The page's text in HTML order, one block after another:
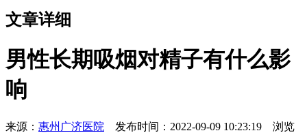
文章详细
男性长期吸烟对精子有什么影
响
来源： 惠州广济医院 发布时间：2022-09-09 10:23:19 浏览